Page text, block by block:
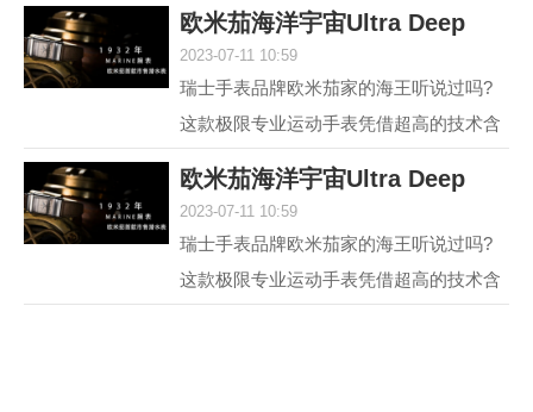
不可或缺的组成部分...
欧米茄海洋宇宙Ultra Deep
2023-07-11 10:59
瑞士手表品牌欧米茄家的海王听说过吗?
这款极限专业运动手表凭借超高的技术含
议，它就是欧米茄海...
欧米茄海洋宇宙Ultra Deep
2023-07-11 10:59
瑞士手表品牌欧米茄家的海王听说过吗?
这款极限专业运动手表凭借超高的技术含